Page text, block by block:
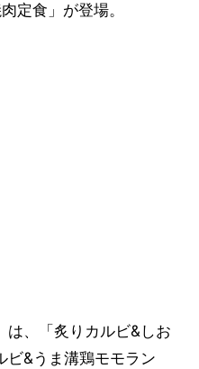
定食」が登場。
は、「炙りカルビ&しお
ビ&うま溝鶏モモラン